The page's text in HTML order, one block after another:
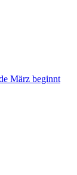
März beginnt